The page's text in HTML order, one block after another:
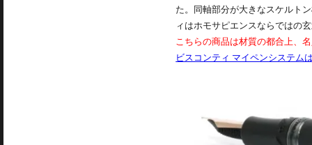
た。同軸部分が大きなスケルト
ィはホモサピエンスならではの
こちらの商品は材質の都合上、
ビスコンティ マイペンシステム